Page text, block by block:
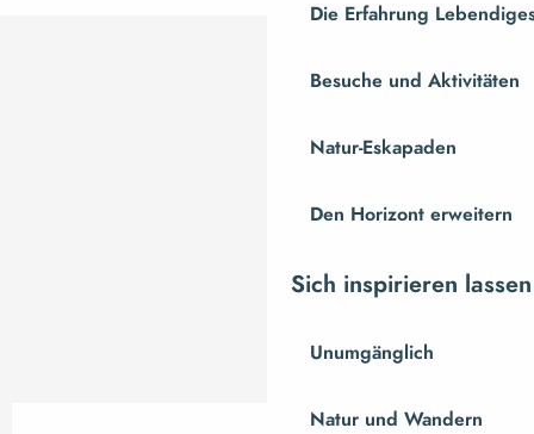
Die Erfahrung
Besuche und Aktivitäten
Natur-Eskapaden
Den Horizont erweitern
Sich inspirieren lassen
Unumgänglich
Natur und Wandern